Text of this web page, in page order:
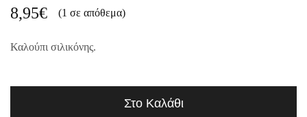
8,95€ (1 σε απόθεμα)
Καλούπι σιλικόνης.
Στο Καλάθι